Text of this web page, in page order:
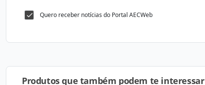
Quero receber notícias do Portal AECWeb
Produtos que também podem te interessar